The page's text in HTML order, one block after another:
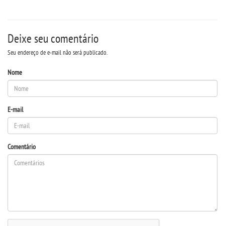
REVISTA CIÊNCIA CONTEMPORÂNEA
BOLETINS
REPOSITÓRIO
TCC
REGIMENTOS
Deixe seu comentário
Seu endereço de e-mail não será publicado.
Nome
E-mail
Comentário